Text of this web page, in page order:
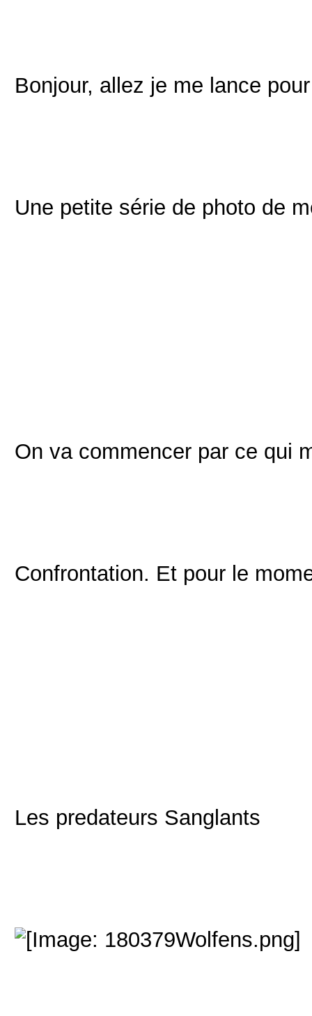
Bonjour, allez je me lance
Une petite série de photo de
On va commencer par ce qui
Confrontation. Et pour le
Les predateurs Sanglants